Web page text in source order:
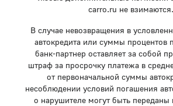
carro.ru не взимаются.
В случае невозвращения в
автокредита или суммы процентов
банк-партнер оставляет за собой
штраф за просрочку платежа в
от первоначальной суммы
несоблюдении условий погашения
о нарушителе могут быть переданы